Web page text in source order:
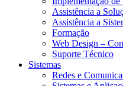
Assistência a
Assistência a
Formação
Web Design –
Suporte Técnico
Sistemas
Redes e